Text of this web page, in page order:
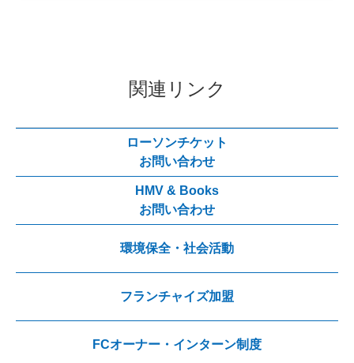
関連リンク
ローソンチケット
お問い合わせ
HMV & Books
お問い合わせ
環境保全・社会活動
フランチャイズ加盟
FCオーナー・インターン制度